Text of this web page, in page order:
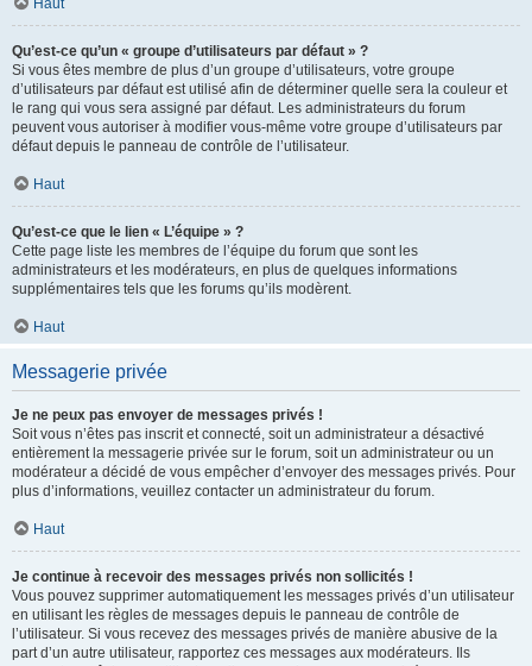
Haut
Qu’est-ce qu’un « groupe d’utilisateurs par défaut » ?
Si vous êtes membre de plus d’un groupe d’utilisateurs, votre groupe
d’utilisateurs par défaut est utilisé afin de déterminer quelle sera la couleur et
le rang qui vous sera assigné par défaut. Les administrateurs du forum
peuvent vous autoriser à modifier vous-même votre groupe d’utilisateurs par
défaut depuis le panneau de contrôle de l’utilisateur.
Haut
Qu’est-ce que le lien « L’équipe » ?
Cette page liste les membres de l’équipe du forum que sont les
administrateurs et les modérateurs, en plus de quelques informations
supplémentaires tels que les forums qu’ils modèrent.
Haut
Messagerie privée
Je ne peux pas envoyer de messages privés !
Soit vous n’êtes pas inscrit et connecté, soit un administrateur a désactivé
entièrement la messagerie privée sur le forum, soit un administrateur ou un
modérateur a décidé de vous empêcher d’envoyer des messages privés. Pour
plus d’informations, veuillez contacter un administrateur du forum.
Haut
Je continue à recevoir des messages privés non sollicités !
Vous pouvez supprimer automatiquement les messages privés d’un utilisateur
en utilisant les règles de messages depuis le panneau de contrôle de
l’utilisateur. Si vous recevez des messages privés de manière abusive de la
part d’un autre utilisateur, rapportez ces messages aux modérateurs. Ils